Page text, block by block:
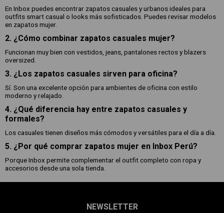
En Inbox puedes encontrar zapatos casuales y urbanos ideales para
outfits smart casual o looks más sofisticados. Puedes revisar modelos
en zapatos mujer.
2. ¿Cómo combinar zapatos casuales mujer?
Funcionan muy bien con vestidos, jeans, pantalones rectos y blazers
oversized.
3. ¿Los zapatos casuales sirven para oficina?
Sí. Son una excelente opción para ambientes de oficina con estilo
moderno y relajado.
4. ¿Qué diferencia hay entre zapatos casuales y
formales?
Los casuales tienen diseños más cómodos y versátiles para el día a día.
5. ¿Por qué comprar zapatos mujer en Inbox Perú?
Porque Inbox permite complementar el outfit completo con ropa y
accesorios desde una sola tienda.
NEWSLETTER